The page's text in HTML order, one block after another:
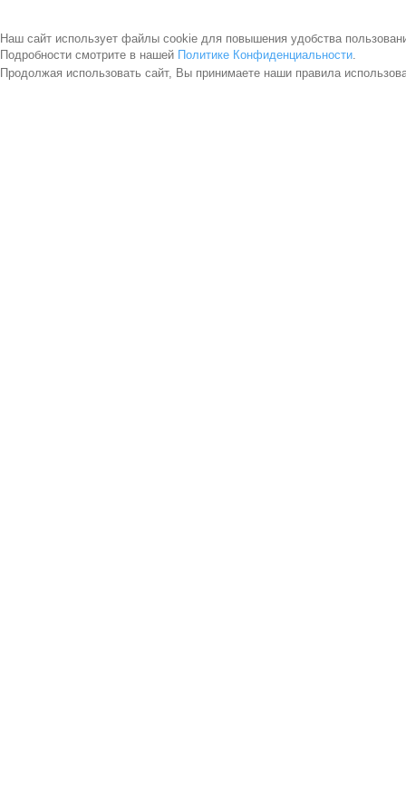
Наш сайт использует файлы cookie для повышения удобства
Подробности смотрите в нашей Политике Конфиденциальности.
Продолжая использовать сайт, Вы принимаете наши правила